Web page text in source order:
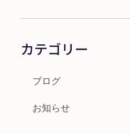
カテゴリー
ブログ
お知らせ